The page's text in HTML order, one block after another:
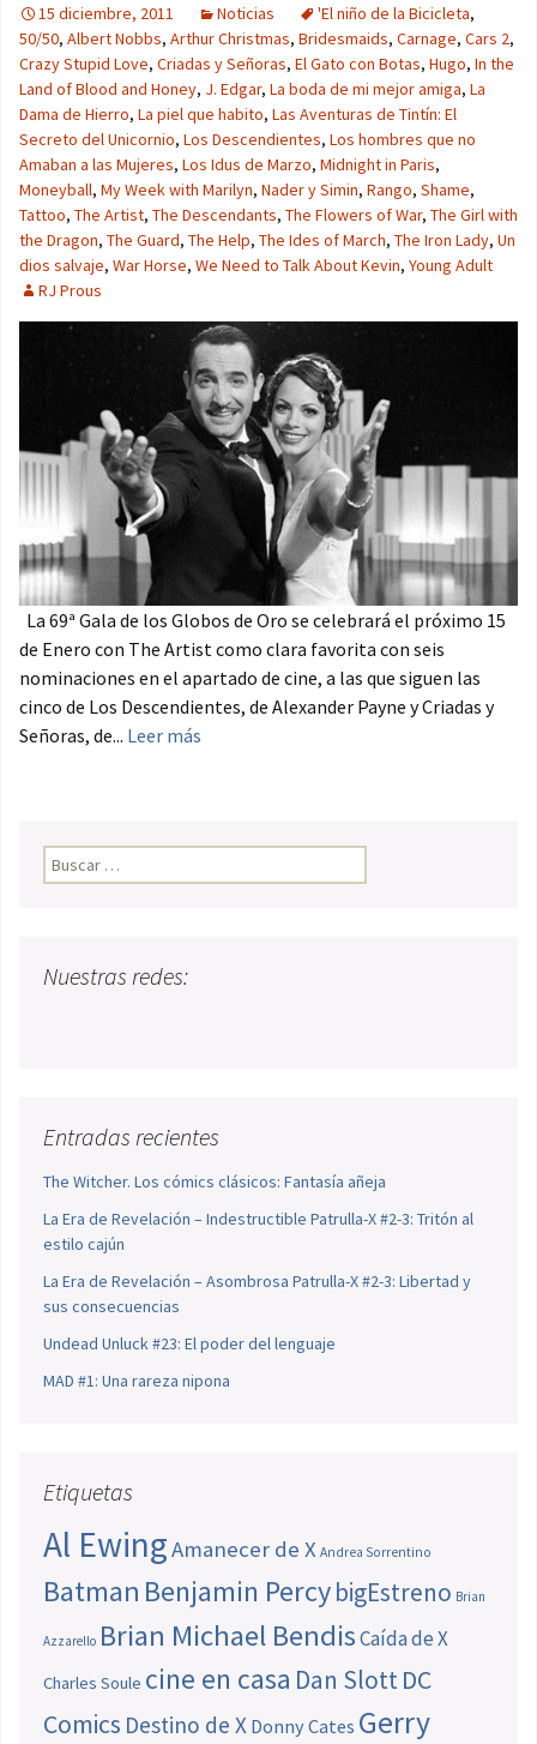
15 diciembre, 2011 Noticias 'El niño de la Bicicleta,
50/50, Albert Nobbs, Arthur Christmas, Bridesmaids, Carnage, Cars 2,
Crazy Stupid Love, Criadas y Señoras, El Gato con Botas, Hugo, In the
Land of Blood and Honey, J. Edgar, La boda de mi mejor amiga, La
Dama de Hierro, La piel que habito, Las Aventuras de Tintín: El
Secreto del Unicornio, Los Descendientes, Los hombres que no
Amaban a las Mujeres, Los Idus de Marzo, Midnight in Paris,
Moneyball, My Week with Marilyn, Nader y Simin, Rango, Shame,
Tattoo, The Artist, The Descendants, The Flowers of War, The Girl with
the Dragon, The Guard, The Help, The Ides of March, The Iron Lady, Un
dios salvaje, War Horse, We Need to Talk About Kevin, Young Adult
RJ Prous
La 69ª Gala de los Globos de Oro se celebrará el próximo 15
de Enero con The Artist como clara favorita con seis
nominaciones en el apartado de cine, a las que siguen las
cinco de Los Descendientes, de Alexander Payne y Criadas y
Señoras, de... Leer más
Buscar:
Nuestras redes:
Entradas recientes
The Witcher. Los cómics clásicos: Fantasía añeja
La Era de Revelación – Indestructible Patrulla-X #2-3: Tritón al
estilo cajún
La Era de Revelación – Asombrosa Patrulla-X #2-3: Libertad y
sus consecuencias
Undead Unluck #23: El poder del lenguaje
MAD #1: Una rareza nipona
Etiquetas
Al EwingAmanecer de X Andrea Sorrentino
Batman Benjamin PercybigEstreno Brian
Azzarello Brian Michael BendisCaída de X
Charles Soule cine en casa Dan SlottDC
Comics Destino de X Donny Cates Gerry